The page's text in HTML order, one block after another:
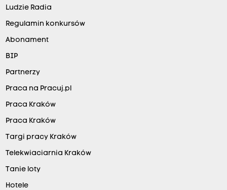
Ludzie Radia
Regulamin konkursów
Abonament
BIP
Partnerzy
Praca na Pracuj.pl
Praca Kraków
Praca Kraków
Targi pracy Kraków
Telekwiaciarnia Kraków
Tanie loty
Hotele